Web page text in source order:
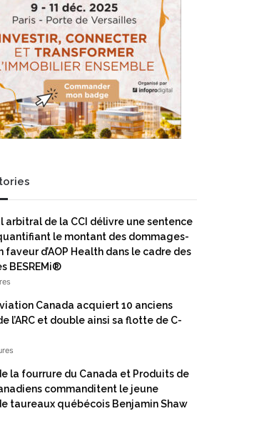
arbitral de la CCI délivre une sentence
le montant des dommages-
faveur d’AOP Health dans le cadre des
BESREMi®
Canada acquiert 10 anciens
l’ARC et double ainsi sa flotte de C-
la fourrure du Canada et Produits de
commanditent le jeune
taureaux québécois Benjamin Shaw